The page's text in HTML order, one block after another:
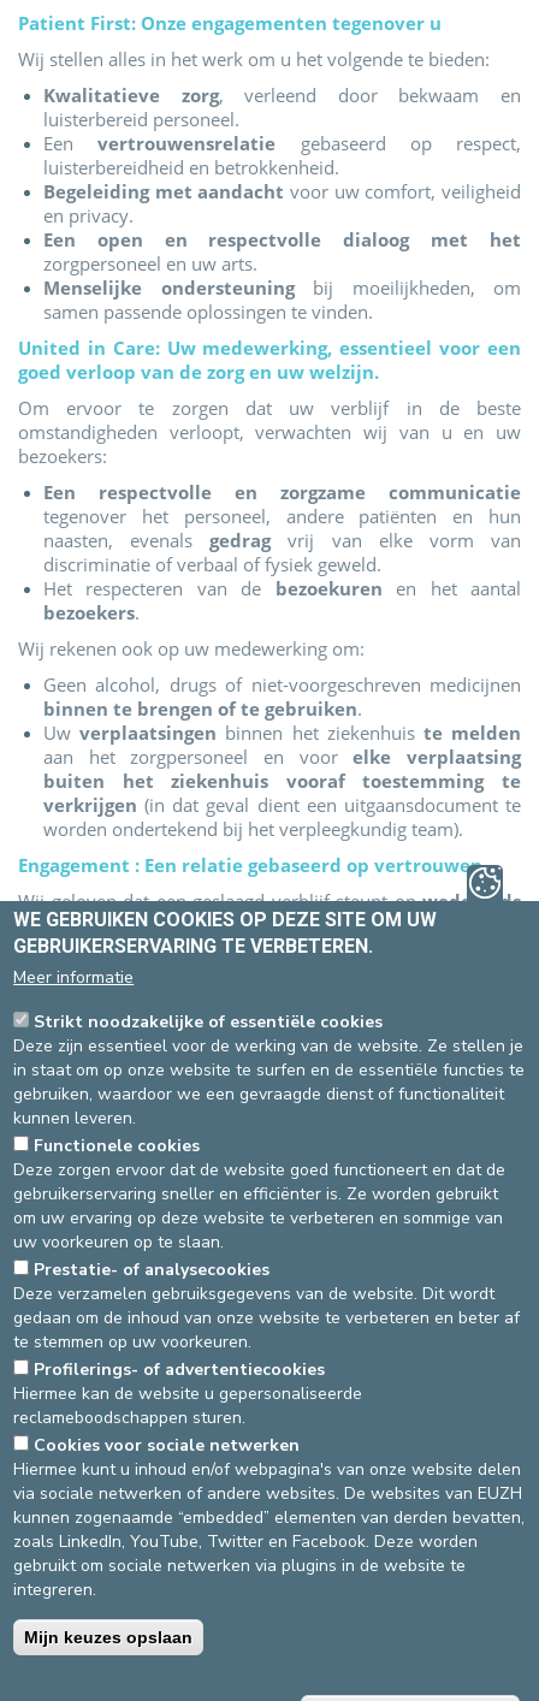
Patient First: Onze engagementen tegenover u
Wij stellen alles in het werk om u het volgende te bieden:
Kwalitatieve zorg, verleend door bekwaam en
luisterbereid personeel.
Eenvertrouwensrelatie gebaseerd op respect,
luisterbereidheid en betrokkenheid.
Begeleiding met aandacht voor uw comfort, veiligheid
en privacy.
Een open en respectvolle dialoog met het
zorgpersoneel en uw arts.
Menselijke ondersteuningbij moeilijkheden, om
samen passende oplossingen te vinden.
United in Care: Uw medewerking, essentieel voor een
goed verloop van de zorg en uw welzijn.
Om ervoor te zorgen dat uw verblijf in de beste
omstandigheden verloopt, verwachten wij van u en uw
bezoekers:
Een respectvolle en zorgzame communicatie
tegenover het personeel, andere patiënten en hun
naasten, evenalsgedragvrij van elke vorm van
discriminatie of verbaal of fysiek geweld.
Het respecteren van de bezoekuren en het aantal
bezoekers.
Wij rekenen ook op uw medewerking om:
Geen alcohol, drugs of niet-voorgeschreven medicijnen
binnen te brengen of te gebruiken.
Uwverplaatsingen binnen het ziekenhuis te melden
aan het zorgpersoneel en voorelke verplaatsing
buiten het ziekenhuis vooraf toestemming te
verkrijgen (in dat geval dient een uitgaansdocument te
worden ondertekend bij het verpleegkundig team).
Engagement : Een relatie gebaseerd op vertrouwen
Wij geloven dat een geslaagd verblijf steunt opwederzijds
vertrouwenengedeeld respect.
bevorderd tussen u, uw arts en het zorgteam, om de best
mogelijke oplossing te vinden.
U bent actief betrokken bij uw ziekenhuisopname
Als er geen akkoord over de opname kan worden bereikt,
hebt u de mogelijkheid om uw opname te beëindigen door
een formulier “verklaring van vertrek op eigen
verantwoordelijkheid” te ondertekenen. Er kan dan een
opvolging buiten het ziekenhuis worden aangeboden.
Samen maken we van uw ziekenhuisopname een
moment van luisteren, respect en vertrouwen.
Aarzel niet om met uw arts of het zorgpersoneel te praten
als u de minste vraag of zorg heeft: wij zijn er om naar u te
luisteren en u te helpen.
Source
Qips & prévention
Dernière modification
05/02/2026
DEVELOP / REDUCE
asbl Cliniques de l’Europe – Europa Ziekenhuizen vzw
N° d’entreprise : 0432011571
Algemene gebruiksvoorwaarden
WE GEBRUIKEN COOKIES OP DEZE SITE OM UW
GEBRUIKERSERVARING TE VERBETEREN.
Meer informatie
Strikt noodzakelijke of essentiële cookies
Deze zijn essentieel voor de werking van de website. Ze stellen je
in staat om op onze website te surfen en de essentiële functies te
gebruiken, waardoor we een gevraagde dienst of functionaliteit
kunnen leveren.
Functionele cookies
Deze zorgen ervoor dat de website goed functioneert en dat de
gebruikerservaring sneller en efficiënter is. Ze worden gebruikt
om uw ervaring op deze website te verbeteren en sommige van
uw voorkeuren op te slaan.
Prestatie- of analysecookies
Deze verzamelen gebruiksgegevens van de website. Dit wordt
gedaan om de inhoud van onze website te verbeteren en beter af
te stemmen op uw voorkeuren.
Profilerings- of advertentiecookies
Hiermee kan de website u gepersonaliseerde
reclameboodschappen sturen.
Cookies voor sociale netwerken
Hiermee kunt u inhoud en/of webpagina's van onze website delen
via sociale netwerken of andere websites. De websites van EUZH
kunnen zogenaamde “embedded” elementen van derden bevatten,
zoals LinkedIn, YouTube, Twitter en Facebook. Deze worden
gebruikt om sociale netwerken via plugins in de website te
integreren.
Mijn keuzes opslaan